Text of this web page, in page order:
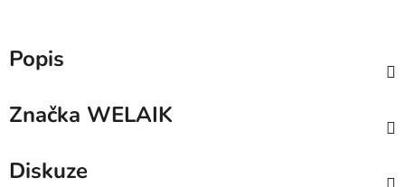
Popis
Značka WELAIK
Diskuze